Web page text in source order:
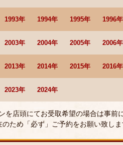
1993年 1994年 1995年 1996年
2003年 2004年 2005年 2006年
2013年 2014年 2015年 2016年
2023年 2024年
を店頭にてお受取希望の場合は事前
ため「必ず」ご予約をお願い致しま